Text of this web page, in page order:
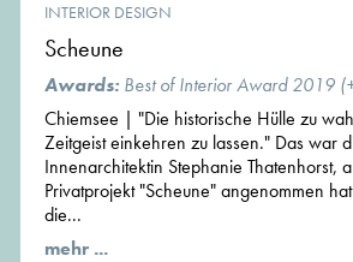
INTERIOR DESIGN
Scheune
Awards: Best of Interior Award 2019
Chiemsee | "Die historische Hülle zu
Zeitgeist einkehren zu lassen." Das war
Innenarchitektin Stephanie Thatenhorst,
Privatprojekt "Scheune" angenommen
die...
mehr ...